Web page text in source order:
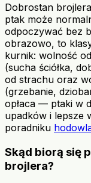
Dobrostan
ptak może
odpoczywać bez
obrazowo, to
kurnik: wolność
(sucha ściółka,
od strachu oraz
(grzebanie,
opłaca — ptaki w
upadków i lepsze
poradniku
Skąd biorą się
brojlera?